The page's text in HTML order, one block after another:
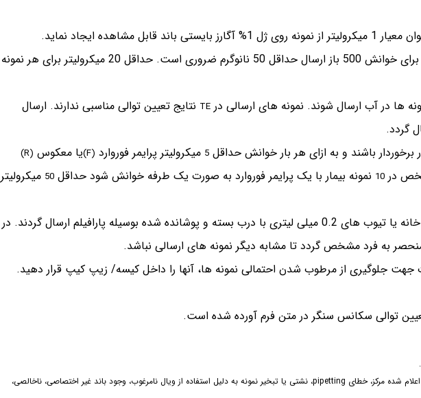
برای خوانش هر 100 باز، 10 نانوگرم لازم می باشد، بنابر این برای خوانش 500 باز ارسال حداقل 50 نانوگرم ضروری است. حداقل 20 میکرولیتر برای هر نمونه
TE نتایج تعیین توالی مناسبی ندارند. ارسال
گردد.
5 میکرولیتر پرایمر فوروارد (F) یا معکوس
(R)
در 10 نمونه بیمار با یک پرایمر فوروارد به صورت یک طرفه خوانش شود حداقل 50 میکرولیتر
اگر پلیت برای خوانش دارید نمونه ها باید در پلیت های 96 خانه یا تیوب های 0.2 میلی لیتری با درب بسته و پوشانده شده بوسیله پارافیلم ارسال گردند. در
به فرد مشخص گردد تا مشابه دیگر نمونه های ارسالی نباشد.
جلوگیری از مرطوب شدن احتمالی نمونه ها، آنها را داخل کیسه/ زیپ کیپ قرار دهید.
توالی سکانس سنگر در متن فرم آورده شده است.
(حجم ناکافی یا غلطت مغایر با پروتوکل اعلام شده مرکز، خطای pipetting، نشتی یا تبخیر نمونه به دلیل استفاده از ویال نامرغوب، وجود باند غیر اختصاصی، ناخالصی،